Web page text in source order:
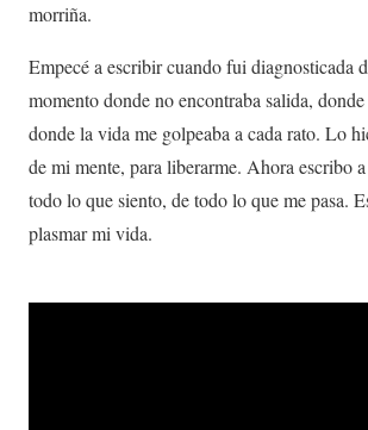
morriña.
Empecé a escribir cuando fui diagnosticada
momento donde no encontraba salida,
donde la vida me golpeaba a cada rato. Lo
de mi mente, para liberarme. Ahora escribo
todo lo que siento, de todo lo que me pasa.
plasmar mi vida.